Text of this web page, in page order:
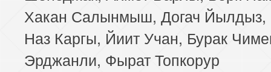
Хакан Салынмыш, Догач Йылдыз,
Наз Каргы, Йиит Учан, Бурак
Эрджанли, Фырат Топкорур